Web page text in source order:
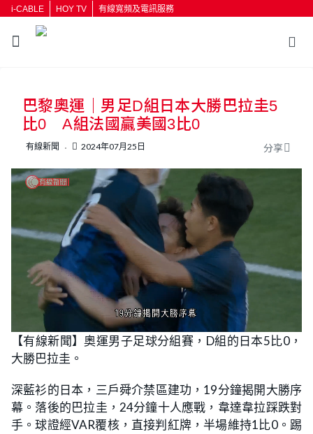
i-CABLE HOY TV 有線寬頻及電訊服務
按輸入鍵開始搜尋
巴黎奧運｜男足D組日本大勝巴拉圭5
比0 A組法國贏美國3比0
有線新聞 2024年07月25日 分享
n
m
u
t
e
L
o
a
d
2
.
1
1
%
【有線新聞】奧運男子足球分組賽，D組的日本5比0，
大勝巴拉圭。
深藍衫的日本，三戶舜介禁區建功，19分鐘揭開大勝序
幕。落後的巴拉圭，24分鐘十人應戰，韋達韋拉踩跌對
手。球證經VAR覆核，直接判紅牌，半場維持1比0。踢